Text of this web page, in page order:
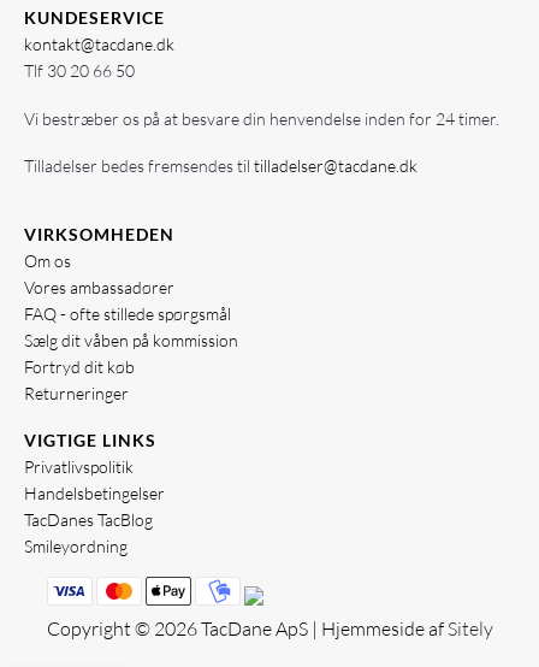
KUNDESERVICE
kontakt@tacdane.dk
Tlf 30 20 66 50
Vi bestræber os på at besvare din henvendelse inden for 24 timer.
Tilladelser bedes fremsendes til tilladelser@tacdane.dk
VIRKSOMHEDEN
Om os
Vores ambassadører
FAQ - ofte stillede spørgsmål
Sælg dit våben på kommission
Fortryd dit køb
Returneringer
VIGTIGE LINKS
Privatlivspolitik
Handelsbetingelser
TacDanes TacBlog
Smileyordning
Copyright © 2026 TacDane ApS | Hjemmeside af Sitely